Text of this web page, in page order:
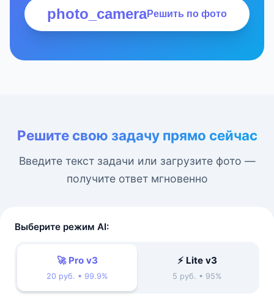
photo_cameraРешить по фото
Решите свою задачу прямо сейчас
Введите текст задачи или загрузите фото —
получите ответ мгновенно
Выберите режим AI:
🚀 Pro v3
20 руб. • 99.9%
⚡ Lite v3
5 руб. • 95%